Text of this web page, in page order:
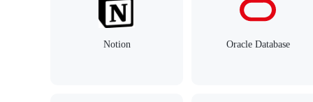
Notion Oracle Database